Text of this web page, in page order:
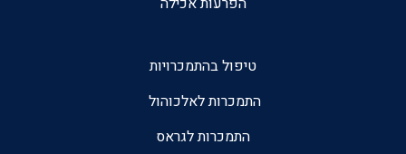
טיפול בהתמכרויות
התמכרות לאלכוהול
התמכרות לגראס